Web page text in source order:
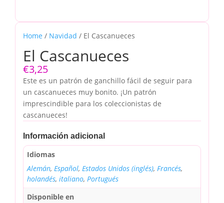
Home / Navidad / El Cascanueces
El Cascanueces
€3,25
Este es un patrón de ganchillo fácil de seguir para
un cascanueces muy bonito. ¡Un patrón
imprescindible para los coleccionistas de
cascanueces!
Información adicional
Idiomas
Alemán, Español, Estados Unidos (inglés), Francés,
holandés, italiano, Portugués
Disponible en